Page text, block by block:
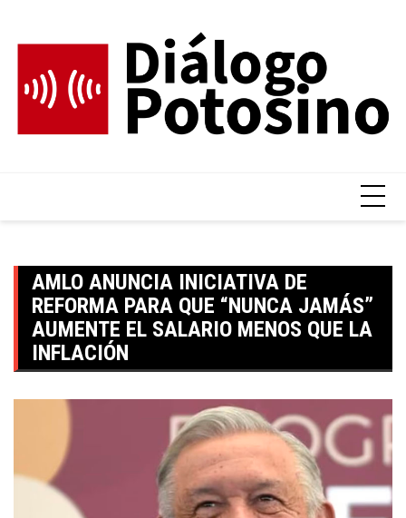
content
AMLO ANUNCIA INICIATIVA DE
REFORMA PARA QUE “NUNCA JAMÁS”
AUMENTE EL SALARIO MENOS QUE LA
INFLACIÓN